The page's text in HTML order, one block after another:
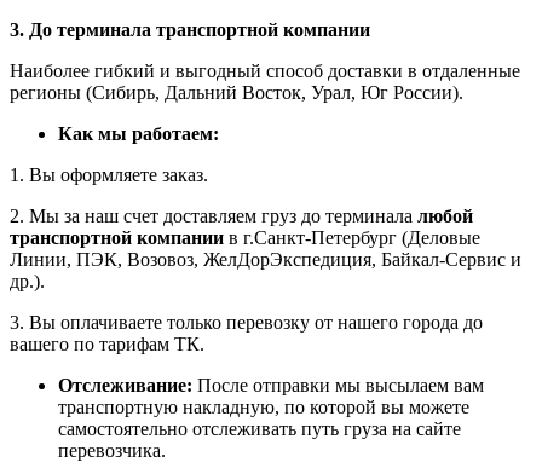
3. До терминала транспортной компании
Наиболее гибкий и выгодный способ доставки в отдаленные
регионы (Сибирь, Дальний Восток, Урал, Юг России).
Как мы работаем:
1. Вы оформляете заказ.
2. Мы за наш счет доставляем груз до терминала любой
транспортной компании в г.Санкт-Петербург (Деловые
Линии, ПЭК, Возовоз, ЖелДорЭкспедиция, Байкал-Сервис и
др.).
3. Вы оплачиваете только перевозку от нашего города до
вашего по тарифам ТК.
Отслеживание: После отправки мы высылаем вам
транспортную накладную, по которой вы можете
самостоятельно отслеживать путь груза на сайте
перевозчика.